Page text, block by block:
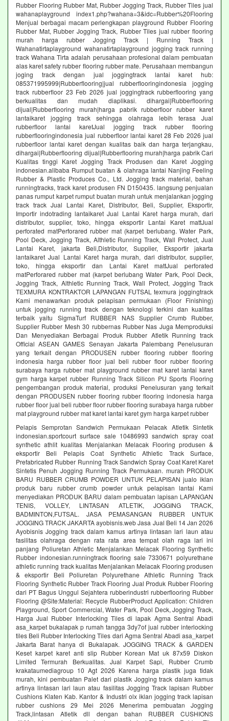
Rubber Flooring Rubber Mat, Rubber Jogging Track, Rubber Tiles jual
wahanaplayground index1.php?wahana=3&idc=Rubber%20Flooring
Menjual berbagai macam perlengkapan playground Rubber Flooring
Rubber Mat, Rubber Jogging Track, Rubber Tiles jual rubber flooring
murah harga rubber Jogging Track | Running Track |
Wahanatirtaplayground wahanatirtaplayground jogging track running
track Wahana Tirta adalah perusahaan profesional dalam pembuatan
alas karet safety rubber flooring rubber mate. Perusahaan membangun
joging track dengan jual joggingtrack lantai karet hub:
085371995999|Rubberflooring|jual rubberflooringindonesia jogging
track rubberfloor 23 Feb 2026 jual joggingtrack rubberflooring yang
berkualitas dan mudah diaplikasi. dihargai|Rubberflooring
dijual|Rubberflooring murah|harga pabrik rubberfloor rubber karet
lantaikaret jogging track sehingga olahraga lebih terasa Jual
rubberfloor lantai karetJual jogging track rubber flooring
rubberflooringindonesia jual rubberfloor lantai karet 28 Feb 2026 jual
rubberfloor lantai karet dengan kualitas baik dan harga terjangkau,
dihargai|Rubberflooring dijual|Rubberflooring murah|harga pabrik Cari
Kualitas tinggi Karet Jogging Track Produsen dan Karet Jogging
indonesian.alibaba Rumput buatan & olahraga lantai Nanjing Feeling
Rubber & Plastic Produces Co., Ltd. Jogging track material, bahan
runningtracks, track karet produsen FN D150435. langsung penjualan
panas rumput karpet rumput buatan murah untuk menjalankan jogging
track track Jual Lantai Karet, Distributor, Beli, Supplier, Eksportir,
Importir indotrading lantaikaret Jual Lantai Karet harga murah, dari
distributor, supplier, toko, hingga eksportir Lantai Karet mattJual
perforated matPerforared rubber mat (karpet berlubang. Water Park,
Pool Deck, Jogging Track, Althletic Running Track, Wall Protect, Jual
Lantai Karet, jakarta Beli,Distributor, Supplier, Eksportir jakarta
lantaikaret Jual Lantai Karet harga murah, dari distributor, supplier,
toko, hingga eksportir dan Lantai Karet mattJual perforated
matPerforared rubber mat (karpet berlubang Water Park, Pool Deck,
Jogging Track, Althletic Running Track, Wall Protect, Jogging Track
TEXMURA KONTRAKTOR LAPANGAN FUTSAL texmura joggingtrack
Kami menawarkan produk pelapisan permukaan (Floor Finishing)
untuk jogging running track dengan teknologi terkini dan kualitas
terbaik yaitu SigmaTurf RUBBER NAS Supplier Crumb Rubber,
Supplier Rubber Mesh 30 rubbernas Rubber Nas Juga Memproduksi
Dan Menyediakan Berbagai Produk Rubber Atletik Running track
Official ASEAN GAMES Senayan Jakarta Palembang Penelusuran
yang terkait dengan PRODUSEN rubber flooring rubber flooring
indonesia harga rubber floor jual beli rubber floor rubber flooring
surabaya harga rubber mat playground rubber mat karet lantai karet
gym harga karpet rubber Running Track Silicon PU Sports Flooring
pengembangan produk material, produksi Penelusuran yang terkait
dengan PRODUSEN rubber flooring rubber flooring indonesia harga
rubber floor jual beli rubber floor rubber flooring surabaya harga rubber
mat playground rubber mat karet lantai karet gym harga karpet rubber
Pelapis Semprotan Sandwich Permukaan Pelacak Atletik Sintetik
indonesian.sportcourt surface sale 10486993 sandwich spray coat
synthetic athlit kualitas Menjalankan Melacak Flooring produsen &
eksportir Beli Pelapis Coat Synthetic Athletic Track Surface,
Prefabricated Rubber Running Track Sandwich Spray Coat Karet Karet
Sintetis Penuh Jogging Running Track Permukaan. murah PRODUK
BARU RUBBER CRUMB POWDER UNTUK PELAPISAN jualo iklan
produk baru rubber crumb powder untuk pelapisan lantai Kami
menyediakan PRODUK BARU dalam pembuatan lapisan LAPANGAN
TENIS, VOLLEY, LINTASAN ATLETIK, JOGGING TRACK,
BADMINTON,FUTSAL. JASA PEMASANGAN RUBBER UNTUK
JOGGING TRACK JAKARTA ayobisnis.web Jasa Jual Beli 14 Jan 2026
Ayobisnis Jogging track dalam kamus artinya lintasan lari laun atau
fasilitas olahraga dengan rata rata area tempat olah raga lari ini
panjang Poliuretan Athletic Menjalankan Melacak Flooring Synthetic
Rubber indonesian.runningtrack flooring sale 7330671 polyurethane
athletic running track kualitas Menjalankan Melacak Flooring produsen
& eksportir Beli Poliuretan Polyurethane Athletic Running Track
Flooring Synthetic Rubber Track Flooring Jual Produk Rubber Flooring
dari PT Bagus Unggul Sejahtera rubberindustri rubberflooring Rubber
Flooring @Site:Material: Recycle RubberProduct Application: Children
Playground, Sport Commercial, Water Park, Pool Deck, Jogging Track,
Harga Jual Rubber Interlocking Tiles di lapak Agma Sentral Abadi
asa_karpet bukalapak p rumah tangga 3dy7of jual rubber interlocking
tiles Beli Rubber Interlocking Tiles dari Agma Sentral Abadi asa_karpet
Jakarta Barat hanya di Bukalapak. JOGGING TRACK & GARDEN
Keset karpet karet anti slip Rubber Korean Mat uk 87x59 Diskon
Limited Termurah Berkualitas. Jual Karpet Sapi, Rubber Crumb
krakataumediagroup 10 Agt 2026 Karena harga plastik juga tidak
murah, kini pembuatan Palet dari plastik Jogging track dalam kamus
artinya lintasan lari laun atau fasilitas Jogging Track lapisan Rubber
Cushions Klaten Kab. Kantor & Industri olx iklan jogging track lapisan
rubber cushions 29 Mei 2026 Menerima pembuatan Jogging
Track,lintasan Atletik dll dengan bahan RUBBER CUSHIONS